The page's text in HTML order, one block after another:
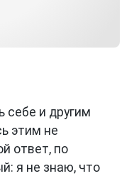
и другим
этим не
ответ, по
я не знаю, что